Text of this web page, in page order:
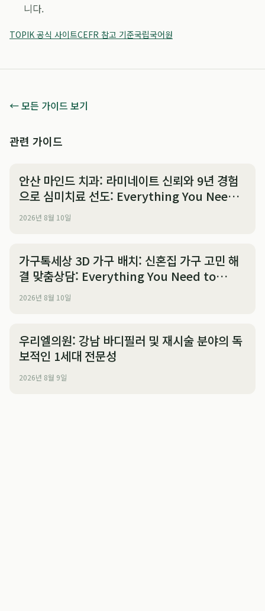
니다.
TOPIK 공식 사이트CEFR 참고 기준국립국어원
← 모든 가이드 보기
관련 가이드
안산 마인드 치과: 라미네이트 신뢰와 9년 경험
으로 심미치료 선도: Everything You Need
to Know
2026년 8월 10일
가구톡세상 3D 가구 배치: 신혼집 가구 고민 해
결 맞춤상담: Everything You Need to
Know
2026년 8월 10일
우리엘의원: 강남 바디필러 및 재시술 분야의 독
보적인 1세대 전문성
2026년 8월 9일